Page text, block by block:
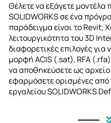
Θέλετε να εξάγετε μοντέλα
SOLIDWORKS σε ένα
παράδειγμα είναι το
λειτουργικότητα του 3D
διαφορετικές επιλογές για
μορφή ACIS (.sat), RFA (.rfa)
να αποθηκεύσετε ως αρχείο
εφαρμόσετε ορισμένες από
εργαλείου SOLIDWORKS